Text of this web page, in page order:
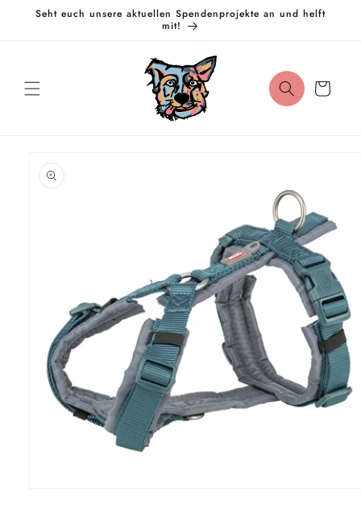
zum
Seht euch unsere aktuellen Spendenprojekte an und helft
mit!
Warenkorb